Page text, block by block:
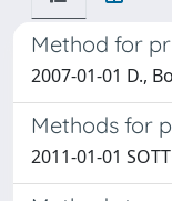
Method for
2007-01-01 D.,
Methods for
2011-01-01